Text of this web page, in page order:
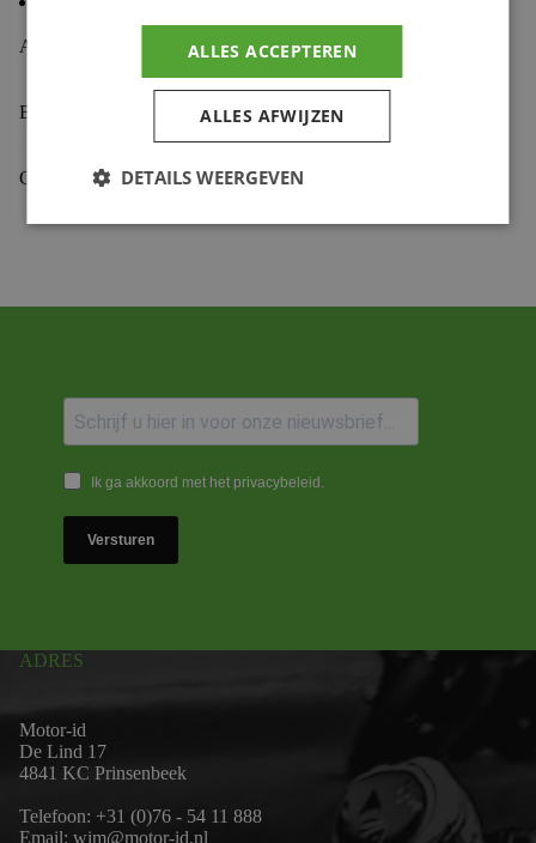
Aanvullende informatie
Beoordelingen (0)
Gekoppelde Motoren
Ik ga akkoord met het privacybeleid.
Versturen
ADRES
Motor-id
De Lind 17
4841 KC Prinsenbeek
Telefoon: +31 (0)76 - 54 11 888
Email: wim@motor-id.nl
ALLES ACCEPTEREN
ALLES AFWIJZEN
DETAILS WEERGEVEN